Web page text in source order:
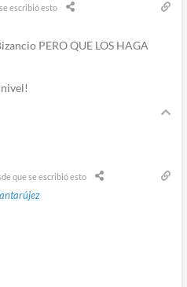
escribió esto
PERO QUE LOS HAGA
que se escribió esto